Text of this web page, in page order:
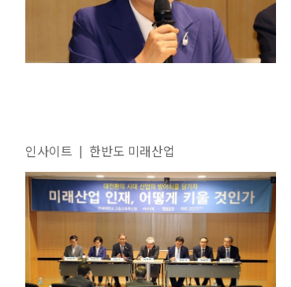
인사이트 | 한반도 미래산업